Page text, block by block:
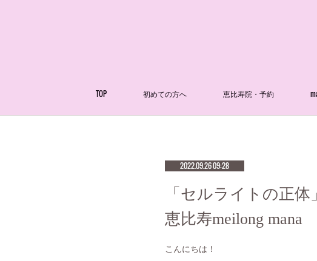
TOP 初めての方へ 恵比寿院・予約
2022.09.26 09:28
「セルライトの正
恵比寿meilong mana
こんにちは！